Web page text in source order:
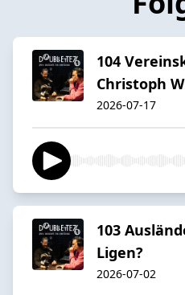
104
Christoph
2026-07-17
103
Ligen?
2026-07-02